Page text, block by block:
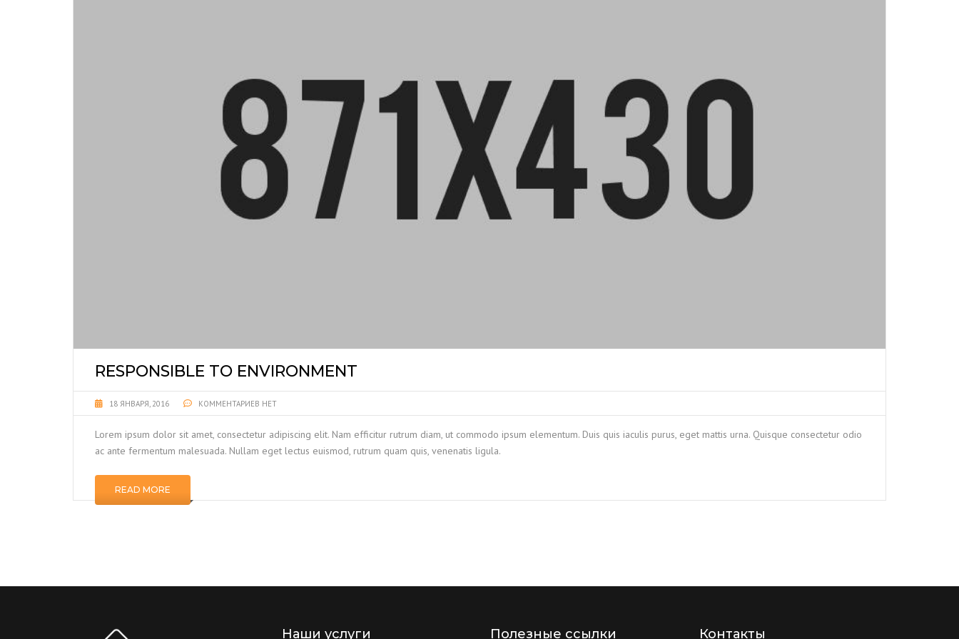
RESPONSIBLE TO ENVIRONMENT
18 ЯНВАРЯ, 2016 КОММЕНТАРИЕВ НЕТ
Lorem ipsum dolor sit amet, consectetur adipiscing elit. Nam efficitur rutrum diam, ut commodo ipsum elementum. Duis quis iaculis purus, eget mattis urna. Quisque consectetur odio
ac ante fermentum malesuada. Nullam eget lectus euismod, rutrum quam quis, venenatis ligula.
READ MORE
Наши услуги Полезные ссылки Контакты